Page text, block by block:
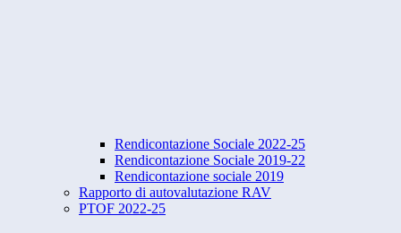
Rendicontazione Sociale 2022-25
Rendicontazione Sociale 2019-22
Rendicontazione sociale 2019
Rapporto di autovalutazione RAV
PTOF 2022-25